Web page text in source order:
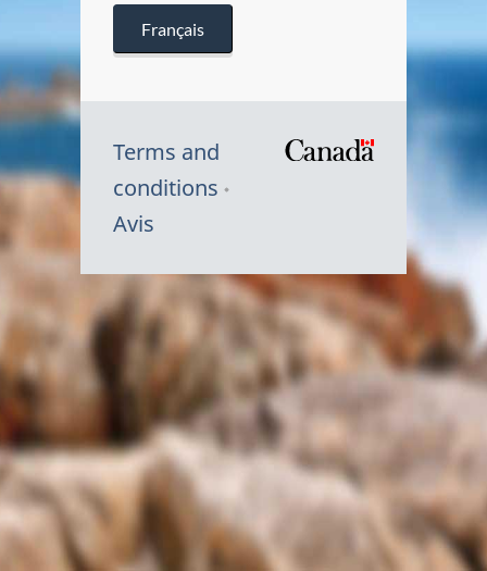
Français
Terms and
conditions
Avis
Symbole
du
Canada